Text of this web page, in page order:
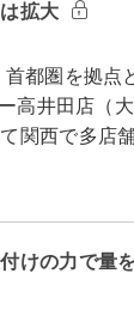
拡大
都圏を拠点
高井田店（
関西で多店
けの力で